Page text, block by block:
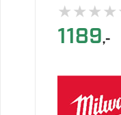
★★★★
1189,-